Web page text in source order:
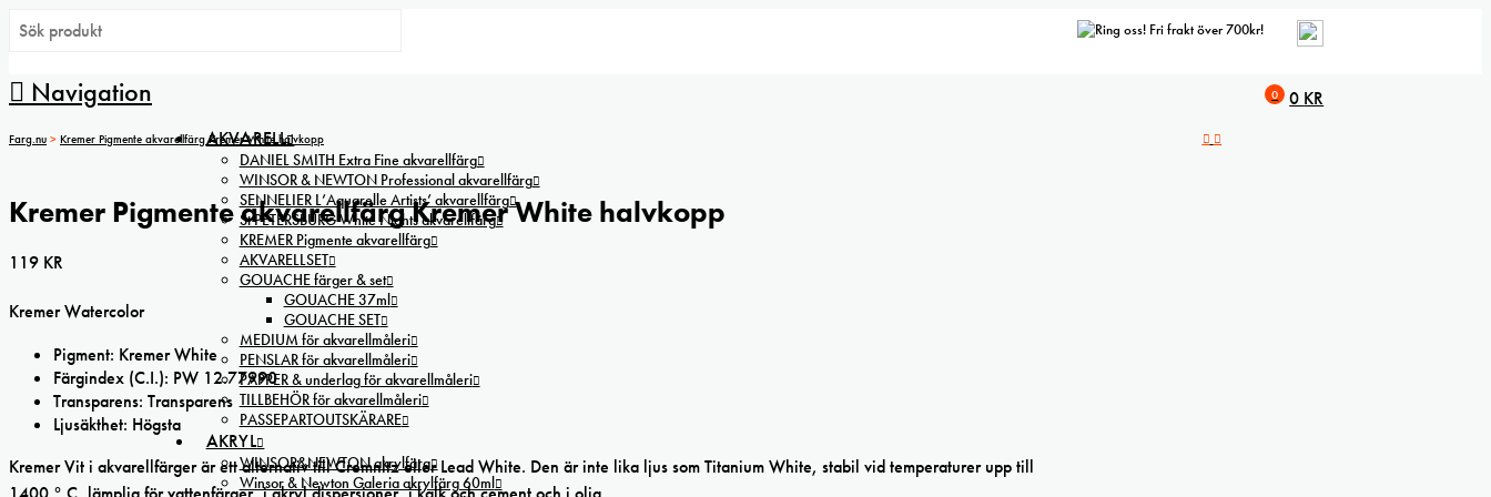
Fri frakt över 700kr!
Navigation 0 0 KR
AKVARELL
DANIEL SMITH Extra Fine akvarellfärg
WINSOR & NEWTON Professional akvarellfärg
SENNELIER L’Aquarelle Artists’ akvarellfärg
St PETERSBURG White Nights akvarellfärg
KREMER Pigmente akvarellfärg
AKVARELLSET
GOUACHE färger & set
GOUACHE 37ml
GOUACHE SET
MEDIUM för akvarellmåleri
PENSLAR för akvarellmåleri
PAPPER & underlag för akvarellmåleri
TILLBEHÖR för akvarellmåleri
PASSEPARTOUTSKÄRARE
AKRYL
WINSOR&NEWTON akrylfärg
Winsor & Newton Galeria akrylfärg 60ml
Farg.nu > Kremer Pigmente akvarellfärg Kremer White halvkopp
Kremer Pigmente akvarellfärg Kremer White halvkopp
119 KR
Kremer Watercolor
Pigment: Kremer White
Färgindex (C.I.): PW 12.77990
Transparens: Transparens
Ljusäkthet: Högsta
Kremer Vit i akvarellfärger är ett alternativ till Cremnitz eller Lead White. Den är inte lika ljus som Titanium White, stabil vid temperaturer upp till